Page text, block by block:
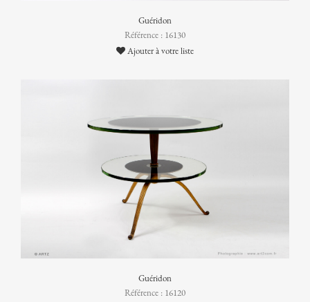
Guéridon
Référence : 16130
Ajouter à votre liste
Guéridon
Référence : 16120